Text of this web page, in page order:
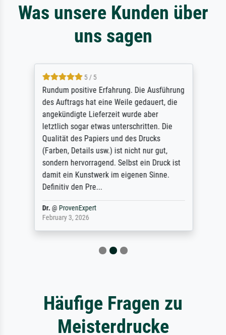
Was unsere Kunden über
uns sagen
5 / 5
Rundum positive Erfahrung. Die Ausführung
des Auftrags hat eine Weile gedauert, die
angekündigte Lieferzeit wurde aber
letztlich sogar etwas unterschritten. Die
Qualität des Papiers und des Drucks
(Farben, Details usw.) ist nicht nur gut,
sondern hervorragend. Selbst ein Druck ist
damit ein Kunstwerk im eigenen Sinne.
Definitiv den Pre...
Dr.@ ProvenExpert
February 3, 2026
Häufige Fragen zu
Meisterdrucke